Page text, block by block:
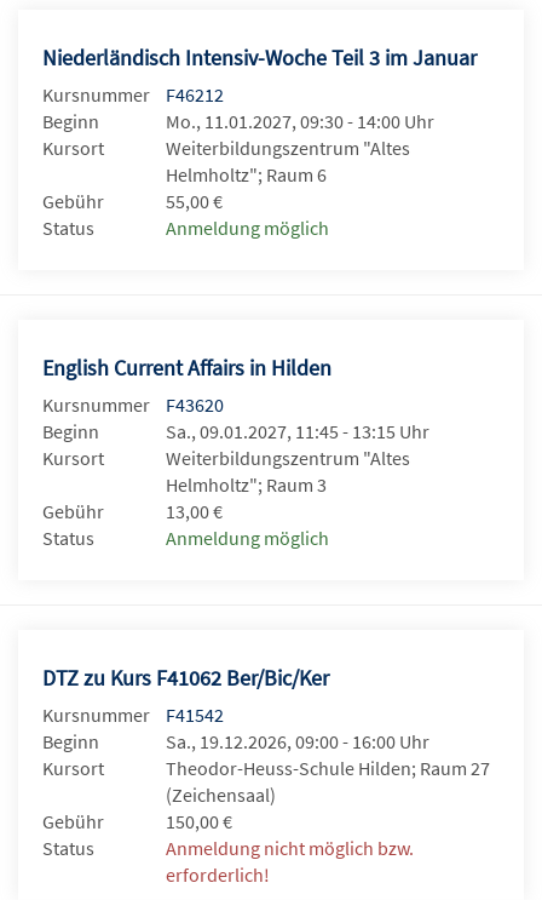
Niederländisch Intensiv-Woche Teil 3 im Januar
Kursnummer
F46212
Beginn
Mo., 11.01.2027, 09:30 - 14:00 Uhr
Kursort
Weiterbildungszentrum "Altes
Helmholtz"; Raum 6
Gebühr
55,00 €
Status
Anmeldung möglich
English Current Affairs in Hilden
Kursnummer
F43620
Beginn
Sa., 09.01.2027, 11:45 - 13:15 Uhr
Kursort
Weiterbildungszentrum "Altes
Helmholtz"; Raum 3
Gebühr
13,00 €
Status
Anmeldung möglich
DTZ zu Kurs F41062 Ber/Bic/Ker
Kursnummer
F41542
Beginn
Sa., 19.12.2026, 09:00 - 16:00 Uhr
Kursort
Theodor-Heuss-Schule Hilden; Raum 27
(Zeichensaal)
Gebühr
150,00 €
Status
Anmeldung nicht möglich bzw.
erforderlich!